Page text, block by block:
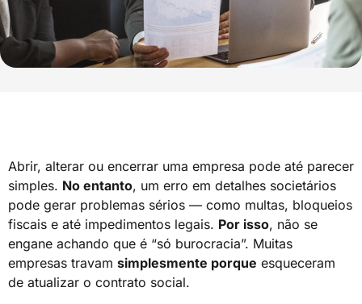
Abrir, alterar ou encerrar uma empresa pode até parecer
simples. No entanto, um erro em detalhes societários
pode gerar problemas sérios — como multas, bloqueios
fiscais e até impedimentos legais. Por isso, não se
engane achando que é “só burocracia”. Muitas
empresas travam simplesmente porque esqueceram
de atualizar o contrato social.